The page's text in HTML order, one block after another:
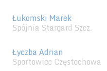
Łukomski Marek
Spójnia Stargard Szcz.
Łyczba Adrian
Sportowiec Częstochowa